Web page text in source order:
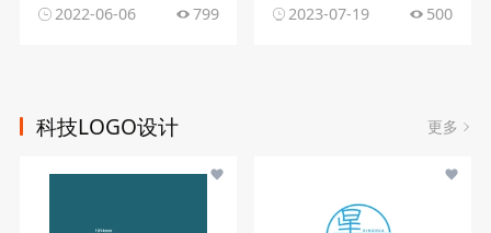
2022-06-06 799 2023-07-19 500
科技LOGO设计 更多